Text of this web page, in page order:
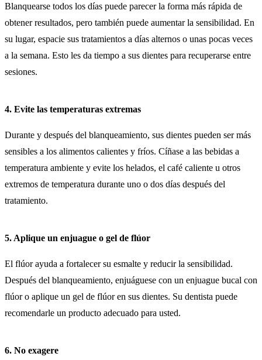
Blanquearse todos los días puede parecer la forma más rápida de
obtener resultados, pero también puede aumentar la sensibilidad. En
su lugar, espacie sus tratamientos a días alternos o unas pocas veces
a la semana. Esto les da tiempo a sus dientes para recuperarse entre
sesiones.
4. Evite las temperaturas extremas
Durante y después del blanqueamiento, sus dientes pueden ser más
sensibles a los alimentos calientes y fríos. Cíñase a las bebidas a
temperatura ambiente y evite los helados, el café caliente u otros
extremos de temperatura durante uno o dos días después del
tratamiento.
5. Aplique un enjuague o gel de flúor
El flúor ayuda a fortalecer su esmalte y reducir la sensibilidad.
Después del blanqueamiento, enjuáguese con un enjuague bucal con
flúor o aplique un gel de flúor en sus dientes. Su dentista puede
recomendarle un producto adecuado para usted.
6. No exagere